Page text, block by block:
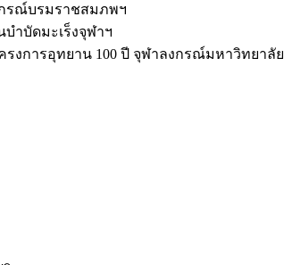
รณ์บรมราชสมภพฯ
ำบัดมะเร็งจุฬาฯ
รงการอุทยาน 100 ปี จุฬาลงกรณ์มหาวิทยาลัย